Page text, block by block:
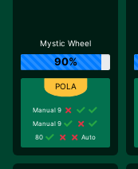
Mystic Wheel
90%
Manual 9
Manual 9
80
Auto